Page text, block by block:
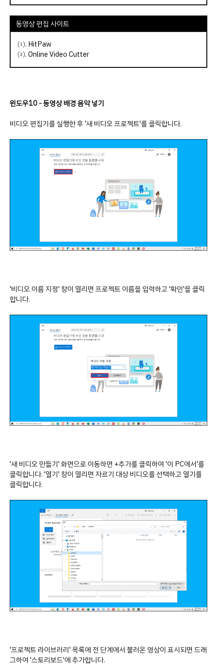
동영상 편집 사이트
⑴. HitPaw
⑵.Online Video Cutter
윈도우10 - 동영상 배경 음악 넣기
비디오 편집기를 실행한 후 '새 비디오 프로젝트'를 클릭합니다.
'비디오 이름 지정' 창이 열리면 프로젝트 이름을 입력하고 '확인'을 클릭
합니다.
'새 비디오 만들기' 화면으로 이동하면 +추가를 클릭하여 '이 PC에서'를
클릭합니다. '열기' 창이 열리면 자르기 대상 비디오를 선택하고 열기를
클릭합니다.
'프로젝트 라이브러리' 목록에 전 단계에서 불러온 영상이 표시되면 드래
그하여 '스토리보드'에 추가합니다.